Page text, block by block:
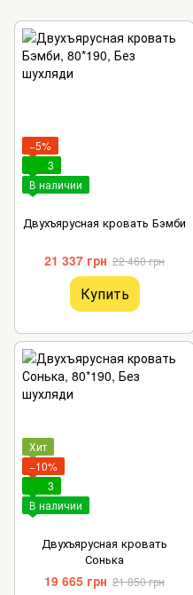
−5%
3
В наличии
Двухъярусная кровать Бэмби
21 337 грн 22 460 грн
Купить
Хит
−10%
3
В наличии
Двухъярусная кровать
Сонька
19 665 грн 21 850 грн